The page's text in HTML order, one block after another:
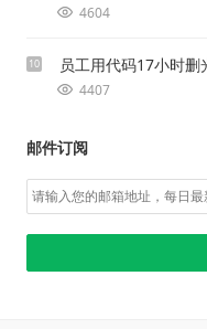
4604
10 员工用代码17小时
4407
邮件订阅